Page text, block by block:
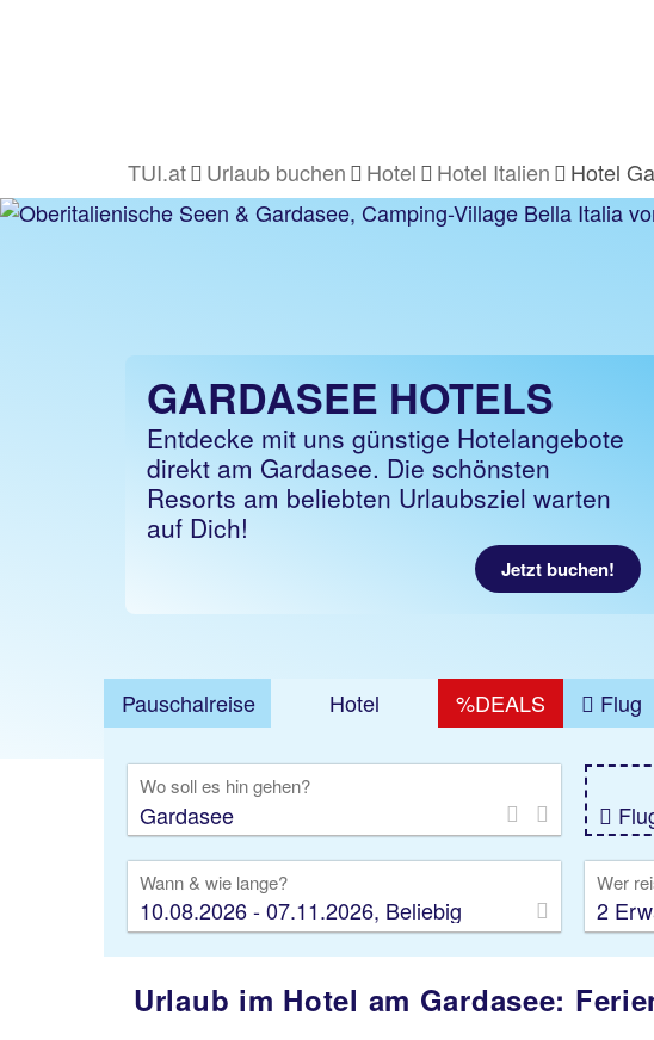
TUI.at Urlaub buchen Hotel Hotel Italien Hotel
GARDASEE HOTELS
Entdecke mit uns günstige Hotelangebote
direkt am Gardasee. Die schönsten
Resorts am beliebten Urlaubsziel warten
auf Dich!
Jetzt buchen!
Pauschalreise Hotel %DEALS Flug
Wo soll es hin gehen?
Wann & wie lange?
10.08.2026 - 07.11.2026, Beliebig
Wer
2
Urlaub im Hotel am Gardasee: